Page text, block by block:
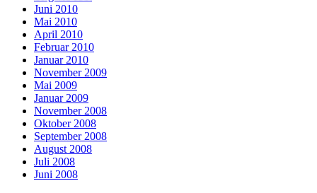
Juni 2010
Mai 2010
April 2010
Februar 2010
Januar 2010
November 2009
Mai 2009
Januar 2009
November 2008
Oktober 2008
September 2008
August 2008
Juli 2008
Juni 2008